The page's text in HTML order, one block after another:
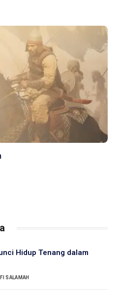
Hidup Tenang dalam
SALAMAH